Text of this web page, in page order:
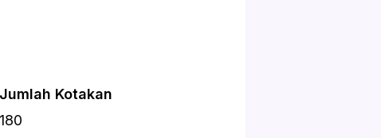
Jumlah Kotakan
180